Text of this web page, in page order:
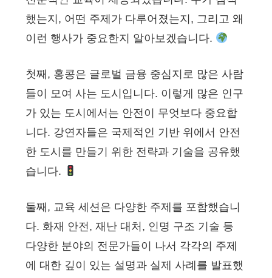
했는지, 어떤 주제가 다루어졌는지, 그리고 왜
이런 행사가 중요한지 알아보겠습니다.
첫째, 홍콩은 글로벌 금융 중심지로 많은 사람
들이 모여 사는 도시입니다. 이렇게 많은 인구
가 있는 도시에서는 안전이 무엇보다 중요합
니다. 강연자들은 국제적인 기반 위에서 안전
한 도시를 만들기 위한 전략과 기술을 공유했
습니다.
둘째, 교육 세션은 다양한 주제를 포함했습니
다. 화재 안전, 재난 대처, 인명 구조 기술 등
다양한 분야의 전문가들이 나서 각각의 주제
에 대한 깊이 있는 설명과 실제 사례를 발표했